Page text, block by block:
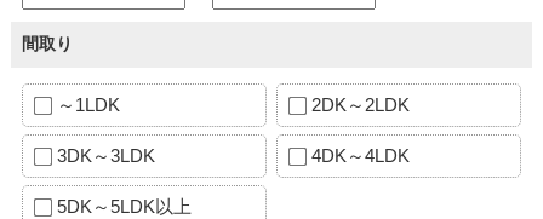
間取り
～1LDK 2DK～2LDK
3DK～3LDK 4DK～4LDK
5DK～5LDK以上